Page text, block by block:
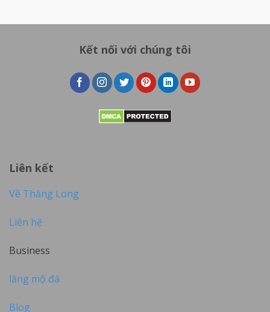
Kết nối với chúng tôi
Liên kết
Về Thăng Long
Liên hệ
Business
lăng mộ đá
Blog